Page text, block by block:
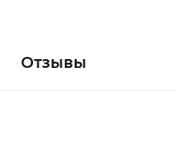
Отзывы